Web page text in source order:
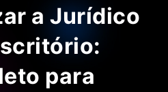
a Jurídico
para